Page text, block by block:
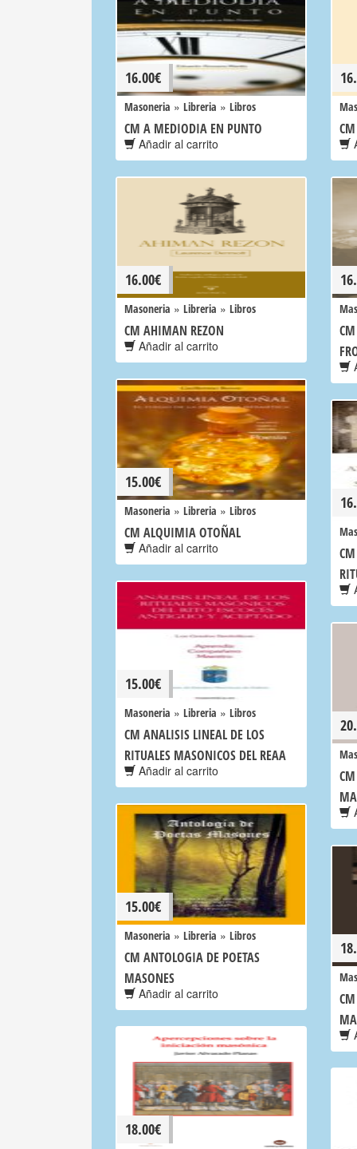
16.00€
Masoneria » Libreria » Libros
CM A MEDIODIA EN PUNTO
Añadir al carrito
16.00€
Masoneria » Libreria » Libros
CM AHIMAN REZON
Añadir al carrito
15.00€
Masoneria » Libreria » Libros
CM ALQUIMIA OTOÑAL
Añadir al carrito
15.00€
Masoneria » Libreria » Libros
CM ANALISIS LINEAL DE LOS
RITUALES MASONICOS DEL REAA
Añadir al carrito
15.00€
Masoneria » Libreria » Libros
CM ANTOLOGIA DE POETAS
MASONES
Añadir al carrito
18.00€